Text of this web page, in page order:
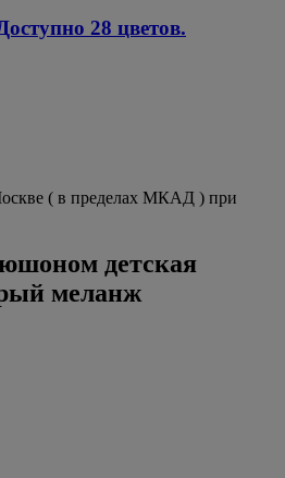
28 цветов.
( в пределах МКАД ) при
детская
меланж